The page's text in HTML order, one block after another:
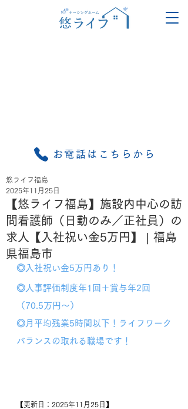
お電話はこちらから
【悠ライフ福島】施設内中心の訪
問看護師（日勤のみ／正社員）の
求人【入社祝い金5万円】 | 福島
県福島市
悠ライフ福島
2025年11月25日
◎入社祝い金5万円あり！
◎人事評価制度年1回＋賞与年2回
（70.5万円～）
◎月平均残業5時間以下！ライフワーク
バランスの取れる職場です！
【更新日：2025年11月25日】